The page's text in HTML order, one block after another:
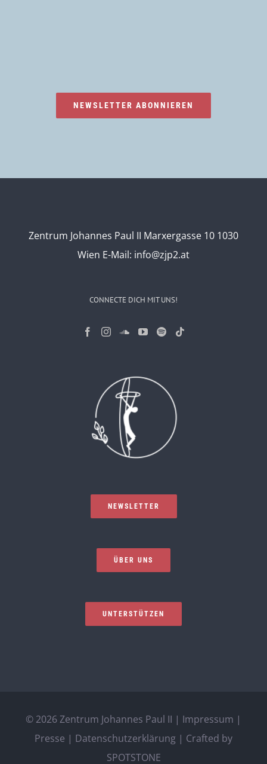
NEWSLETTER ABONNIEREN
Zentrum Johannes Paul II Marxergasse 10 1030
Wien E-Mail: info@zjp2.at
CONNECTE DICH MIT UNS!
NEWSLETTER
ÜBER UNS
UNTERSTÜTZEN
© 2026 Zentrum Johannes Paul II | Impressum |
Presse | Datenschutzerklärung | Crafted by
SPOTSTONE